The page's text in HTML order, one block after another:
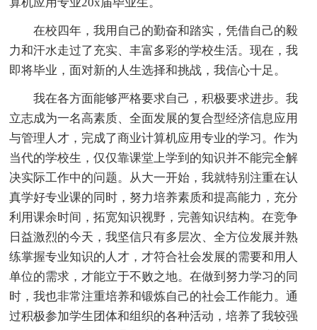
在校四年，我用自己的勤奋和踏实，凭借自己的毅
力和汗水走过了充实、丰富多彩的学校生活。现在，我
即将毕业，面对新的人生选择和挑战，我信心十足。
我在各方面能够严格要求自己，积极要求进步。我
立志成为一名高素质、全面发展的复合型经济信息应用
与管理人才，完成了商业计算机应用专业的学习。作为
当代的学校生，仅仅靠课堂上学到的知识并不能完全解
决实际工作中的问题。从大一开始，我就特别注重在认
真学好专业课的同时，努力培养素质和提高能力，充分
利用课余时间，拓宽知识视野，完善知识结构。在竞争
日益激烈的今天，我坚信只有多层次、全方位发展并熟
练掌握专业知识的人才，才符合社会发展的需要和用人
单位的需求，才能立于不败之地。在做到努力学习的同
时，我也非常注重培养和锻炼自己的社会工作能力。通
过积极参加学生团体和组织的各种活动，培养了我较强